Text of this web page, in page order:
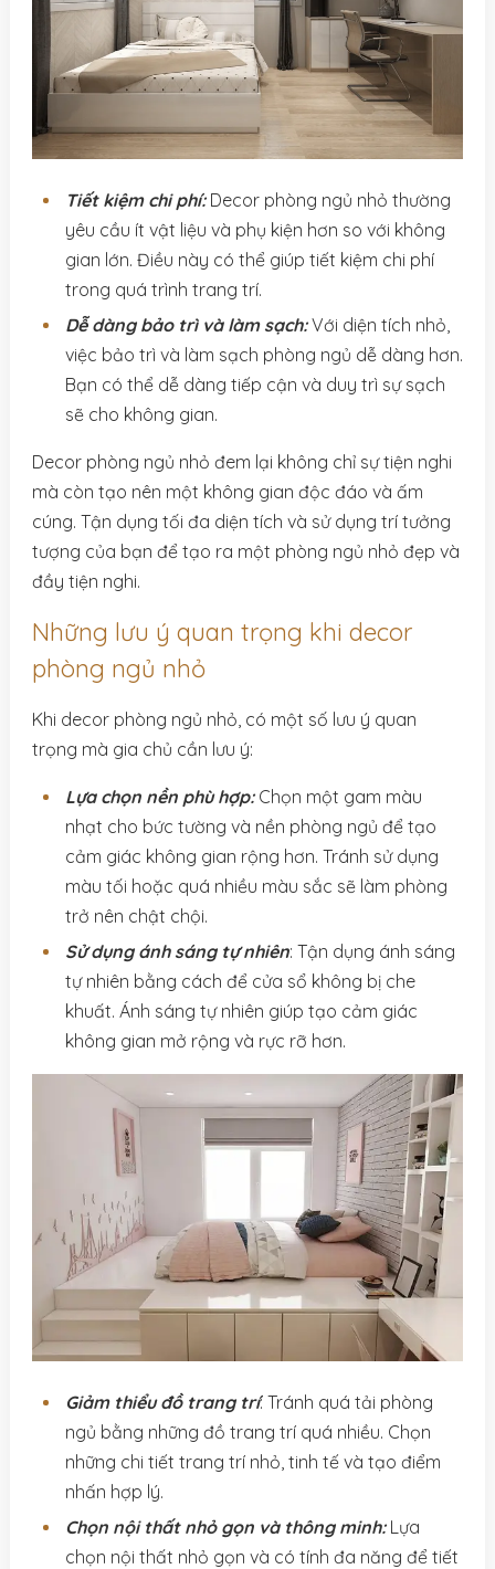
Tiết kiệm chi phí:Decor phòng ngủ nhỏ thường
yêu cầu ít vật liệu và phụ kiện hơn so với không
gian lớn. Điều này có thể giúp tiết kiệm chi phí
trong quá trình trang trí.
Dễ dàng bảo trì và làm sạch:Với diện tích nhỏ,
việc bảo trì và làm sạch phòng ngủ dễ dàng hơn.
Bạn có thể dễ dàng tiếp cận và duy trì sự sạch
sẽ cho không gian.
Decor phòng ngủ nhỏ đem lại không chỉ sự tiện nghi
mà còn tạo nên một không gian độc đáo và ấm
cúng. Tận dụng tối đa diện tích và sử dụng trí tưởng
tượng của bạn để tạo ra một phòng ngủ nhỏ đẹp và
đầy tiện nghi.
Những lưu ý quan trọng khi decor
phòng ngủ nhỏ
Khi decor phòng ngủ nhỏ, có một số lưu ý quan
trọng mà gia chủ cần lưu ý:
Lựa chọn nền phù hợp:Chọn một gam màu
nhạt cho bức tường và nền phòng ngủ để tạo
cảm giác không gian rộng hơn. Tránh sử dụng
màu tối hoặc quá nhiều màu sắc sẽ làm phòng
trở nên chật chội.
Sử dụng ánh sáng tự nhiên: Tận dụng ánh sáng
tự nhiên bằng cách để cửa sổ không bị che
khuất. Ánh sáng tự nhiên giúp tạo cảm giác
không gian mở rộng và rực rỡ hơn.
Giảm thiểu đồ trang trí: Tránh quá tải phòng
ngủ bằng những đồ trang trí quá nhiều. Chọn
những chi tiết trang trí nhỏ, tinh tế và tạo điểm
nhấn hợp lý.
Chọn nội thất nhỏ gọn và thông minh:Lựa
chọn nội thất nhỏ gọn và có tính đa năng để tiết